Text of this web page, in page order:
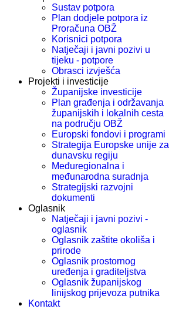
Sustav potpora
Plan dodjele potpora iz
Proračuna OBŽ
Korisnici potpora
Natječaji i javni pozivi u
tijeku - potpore
Obrasci izvješća
Projekti i investicije
Županijske investicije
Plan građenja i održavanja
županijskih i lokalnih cesta
na području OBŽ
Europski fondovi i programi
Strategija Europske unije za
dunavsku regiju
Međuregionalna i
međunarodna suradnja
Strategijski razvojni
dokumenti
Oglasnik
Natječaji i javni pozivi -
oglasnik
Oglasnik zaštite okoliša i
prirode
Oglasnik prostornog
uređenja i graditeljstva
Oglasnik županijskog
linijskog prijevoza putnika
Kontakt